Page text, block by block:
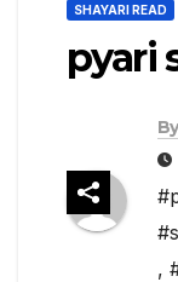
SHAYARI READ
pyari
By
,